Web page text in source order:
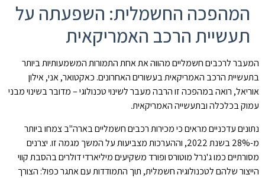
המהפכה החשמלית: השפעתה על
תעשיית הרכב האמריקאית
המעבר לרכבים חשמליים מהווה את אחת התמורות המשמעותיות ביותר
בתעשיית הרכב האמריקאית בעשורים האחרונים. כאקטואר, אני, אילון
אוריאל, רואה במהפכה זו הרבה מעבר לשינוי טכנולוגי – מדובר בשינוי מבני
עמוק בכלכלה ובתעשייה האמריקאית.
נתונים עדכניים מראים כי מכירות רכבים חשמליים בארה"ב צמחו ביותר
מ-28% בשנת 2022, וההערכות מצביעות על המשך מגמה זו. יצרנים
מסורתיים כמו ג'נרל מוטורס ופורד משקיעים מיליארדי דולרים בהסבת קווי
הייצור שלהם לטכנולוגיה חשמלית, תוך התמודדות עם אתגר כפול: הצורך